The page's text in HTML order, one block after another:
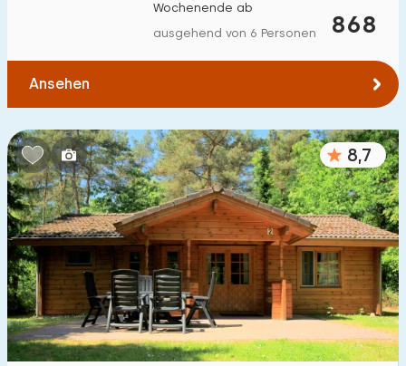
€ 0 — € 1000+
Schlafzimmern:
1 2 3 4 5
Badezimmer:
1 2 3 4 5
Entfernungen
868
Wochenende ab
ausgehend von 6 Personen
Ansehen
8,7